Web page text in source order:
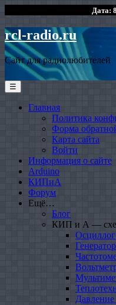
Дата:
rcl-radio.ru
Сайт для радиолюбителей
☰
Главная
Политика
Форма
Карта сайта
Войти
Информация о сайте
Arduino
КИПиА
Форум
Ещё…
Блог
КИП и А —
Давление